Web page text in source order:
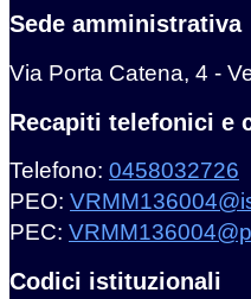
Sede amministrativa
Via Porta Catena, 4 -
Recapiti telefonici e
Telefono: 0458032726
PEO:
PEC:
Codici istituzionali